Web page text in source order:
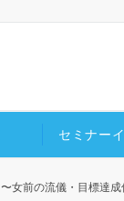
セミナー
女前の流儀・目標達